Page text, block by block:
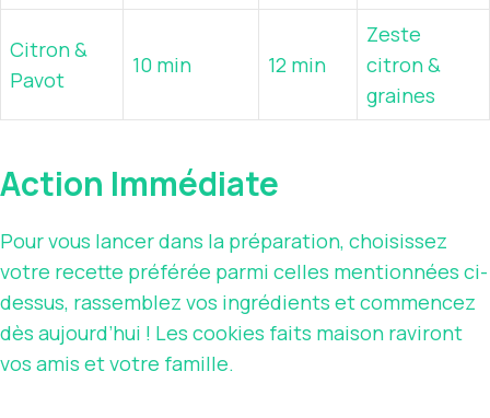
Citron &
Pavot
10 min 12 min
Zeste
citron &
graines
Action Immédiate
Pour vous lancer dans la préparation, choisissez
votre recette préférée parmi celles mentionnées ci-
dessus, rassemblez vos ingrédients et commencez
dès aujourd’hui ! Les cookies faits maison raviront
vos amis et votre famille.